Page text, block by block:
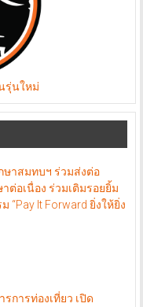
รุ่นใหม่
าสมทบฯ ร่วมส่งต่อ
ต่อเนื่อง ร่วมเติมรอยยิ้ม
“Pay It Forward ยิ่งให้ยิ่ง
การท่องเที่ยว เปิด